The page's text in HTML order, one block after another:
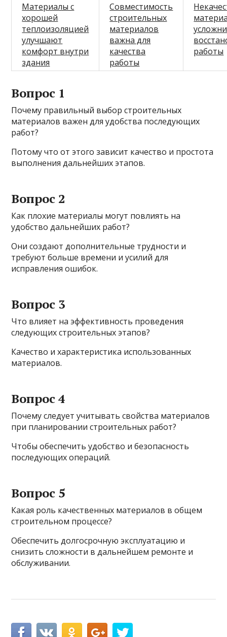
Материалы с
хорошей
теплоизоляцией
улучшают
комфорт внутри
здания
Совместимость
строительных
материалов
важна для
качества
работы
работы
Вопрос 1
Почему правильный выбор строительных
материалов важен для удобства последующих
работ?
Потому что от этого зависит качество и простота
выполнения дальнейших этапов.
Вопрос 2
Как плохие материалы могут повлиять на
удобство дальнейших работ?
Они создают дополнительные трудности и
требуют больше времени и усилий для
исправления ошибок.
Вопрос 3
Что влияет на эффективность проведения
следующих строительных этапов?
Качество и характеристика использованных
материалов.
Вопрос 4
Почему следует учитывать свойства материалов
при планировании строительных работ?
Чтобы обеспечить удобство и безопасность
последующих операций.
Вопрос 5
Какая роль качественных материалов в общем
строительном процессе?
Обеспечить долгосрочную эксплуатацию и
снизить сложности в дальнейшем ремонте и
обслуживании.